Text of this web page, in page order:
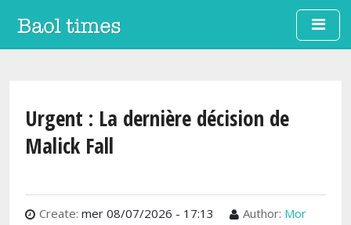
Aller au contenu principal
Urgent : La dernière décision de
Malick Fall
Create: mer 08/07/2026 - 17:13 Author: Mor